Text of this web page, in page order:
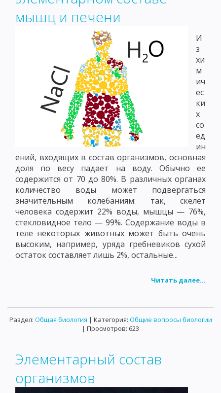
мышц и печени
И
з
хи
м
ич
ес
ки
х
со
ед
ин
ений, входящих в состав организмов, основная
доля по весу падает на воду. Обычно ее
содержится от 70 до 80%. В различных органах
количество воды может подвергаться
значительным колебаниям: так, скелет
человека содержит 22% воды, мышцы — 76%,
стекловидное тело — 99%. Содержание воды в
теле некоторых животных может быть очень
высоким, например, уряда гребневиков сухой
остаток составляет лишь 2%, остальные...
Читать далее...
Раздел: Общая биология | Категория: Общие вопросы биологии
| Просмотров: 623
Элементарный состав
организмов